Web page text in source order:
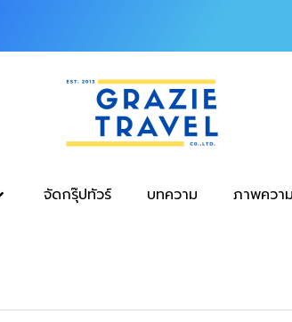
จัดกรุ๊ปทัวร์ บทความ ภาพควา